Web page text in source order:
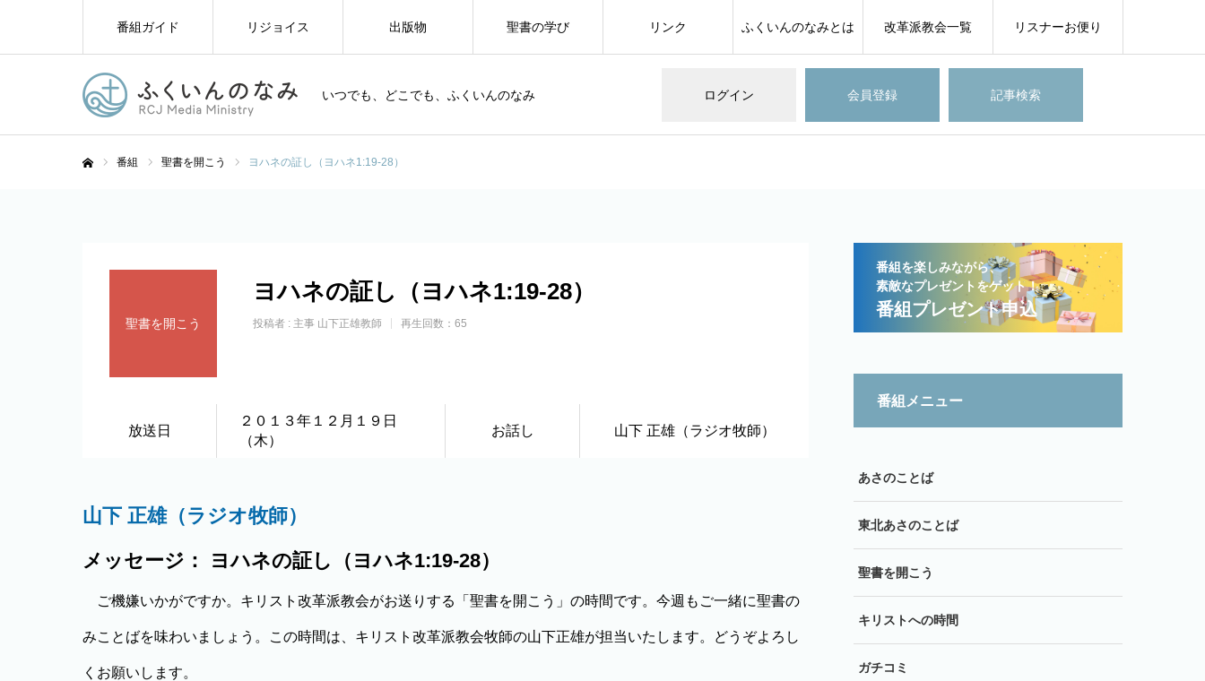
いつでも、どこでも、ふくいんのなみ ログイン 会員登録 記事検索
番組ガイド リジョイス 出版物 聖書の学び リンク ふくいんのなみとは 改革派教会一覧 リスナーお便り
番組 聖書を開こう ヨハネの証し（ヨハネ1:19-28）
聖書を開こう
ヨハネの証し（ヨハネ1:19-28）
投稿者 : 主事 山下正雄教師 再生回数：65
放送日
２０１３年１２月１９日
（木）
お話し 山下 正雄（ラジオ牧師）
山下 正雄（ラジオ牧師）
メッセージ： ヨハネの証し（ヨハネ1:19-28）
ご機嫌いかがですか。キリスト改革派教会がお送りする「聖書を開こう」の時間です。今週もご一緒に聖書の
みことばを味わいましょう。この時間は、キリスト改革派教会牧師の山下正雄が担当いたします。どうぞよろし
くお願いします。
番組を楽しみながら、
素敵なプレゼントをゲット！
番組プレゼント申込
番組メニュー
あさのことば
東北あさのことば
聖書を開こう
キリストへの時間
ガチコミ